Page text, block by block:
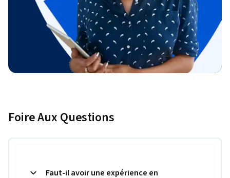
Foire Aux Questions
Faut-il avoir une expérience en